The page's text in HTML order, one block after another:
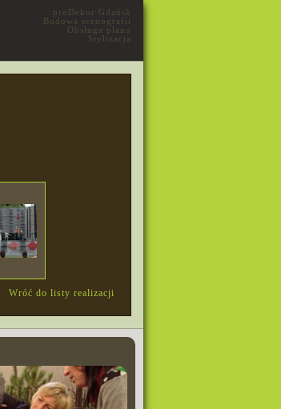
proDekor Gdańsk
Budowa scenografii
Obsługa planu
Stylizacja
Wróć do listy realizacji